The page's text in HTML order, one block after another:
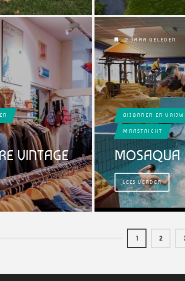
VINTAGE
2 JAAR GELEDEN
BIJBANEN EN
MAASTRICHT
MOSAQUA
LEES VERDER
1 2